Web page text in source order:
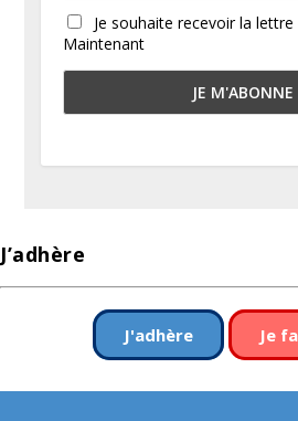
Je souhaite recevoir la lettre
Maintenant
J’adhère
J'adhère Je